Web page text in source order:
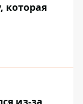
которая